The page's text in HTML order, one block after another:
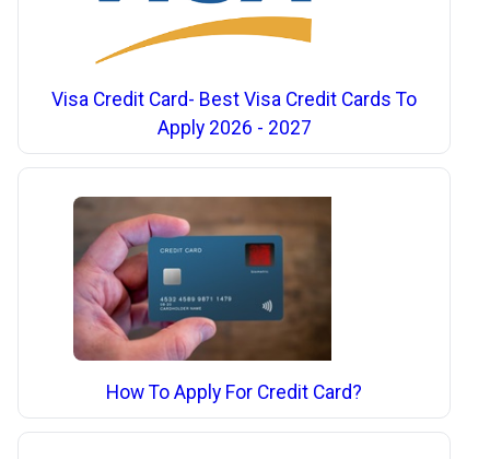
Visa Credit Card- Best Visa Credit Cards To
Apply 2026 - 2027
How To Apply For Credit Card?